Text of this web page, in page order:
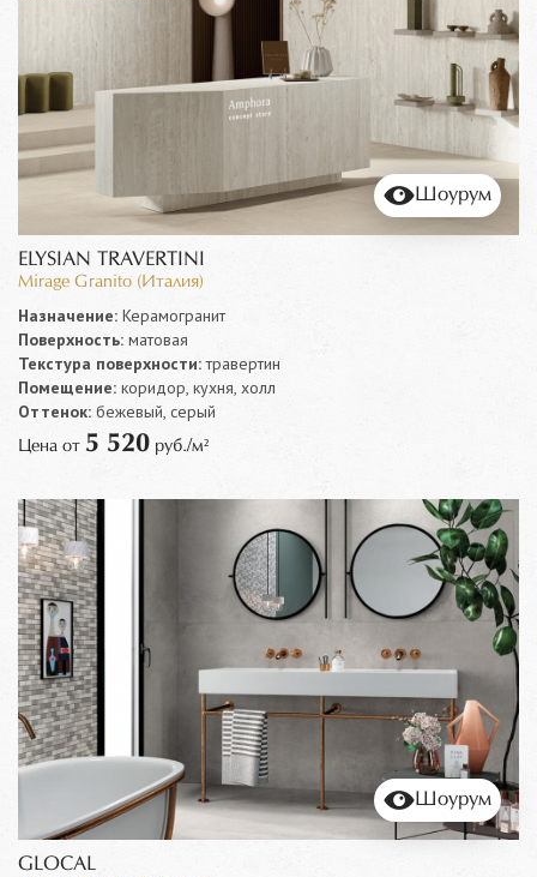
Шоурум
ELYSIAN TRAVERTINI
Mirage Granito (Италия)
Назначение: Керамогранит
Поверхность: матовая
Текстура поверхности:травертин
Помещение: коридор, кухня, холл
Оттенок: бежевый, серый
Цена от 5 520 руб./м²
Шоурум
GLOCAL